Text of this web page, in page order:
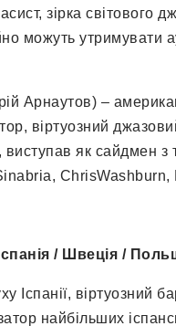
зірка світового
можуть утримувати
Арнаутов) –
віртуозний
як сайдмен з
ChrisWashburn,
/ Швеція /
Іспанії, віртуозний
найбільших